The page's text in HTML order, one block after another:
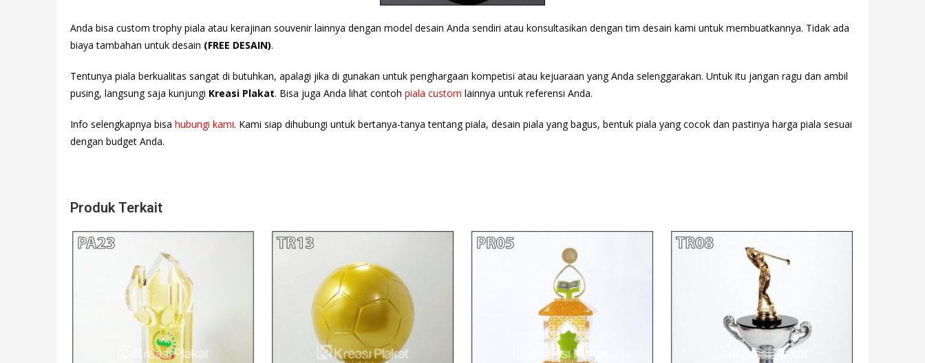
Anda bisa custom trophy piala atau kerajinan souvenir lainnya dengan model desain Anda sendiri atau konsultasikan dengan tim desain kami untuk membuatkannya. Tidak ada
biaya tambahan untuk desain (FREE DESAIN).
Tentunya piala berkualitas sangat di butuhkan, apalagi jika di gunakan untuk penghargaan kompetisi atau kejuaraan yang Anda selenggarakan. Untuk itu jangan ragu dan ambil
pusing, langsung saja kunjungi Kreasi Plakat. Bisa juga Anda lihat contoh piala custom lainnya untuk referensi Anda.
Info selengkapnya bisa hubungi kami. Kami siap dihubungi untuk bertanya-tanya tentang piala, desain piala yang bagus, bentuk piala yang cocok dan pastinya harga piala sesuai
dengan budget Anda.
Produk Terkait